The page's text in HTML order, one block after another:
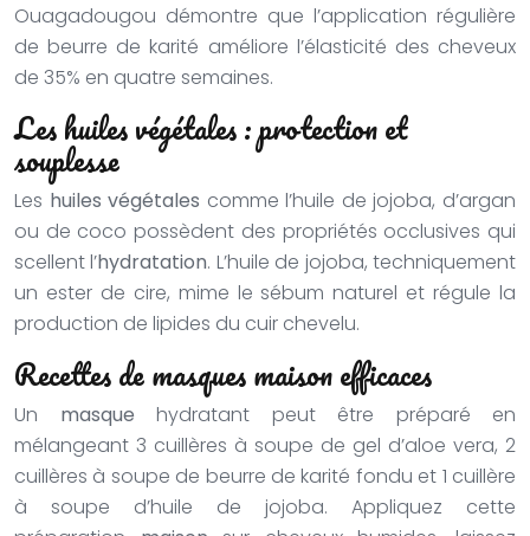
Ouagadougou démontre que l’application régulière
de beurre de karité améliore l’élasticité des cheveux
de 35% en quatre semaines.
Les huiles végétales : protection et
souplesse
Les huiles végétales comme l’huile de jojoba, d’argan
ou de coco possèdent des propriétés occlusives qui
scellent l’hydratation. L’huile de jojoba, techniquement
un ester de cire, mime le sébum naturel et régule la
production de lipides du cuir chevelu.
Recettes de masques maison efficaces
Un masque hydratant peut être préparé en
mélangeant 3 cuillères à soupe de gel d’aloe vera, 2
cuillères à soupe de beurre de karité fondu et 1 cuillère
à soupe d’huile de jojoba. Appliquez cette